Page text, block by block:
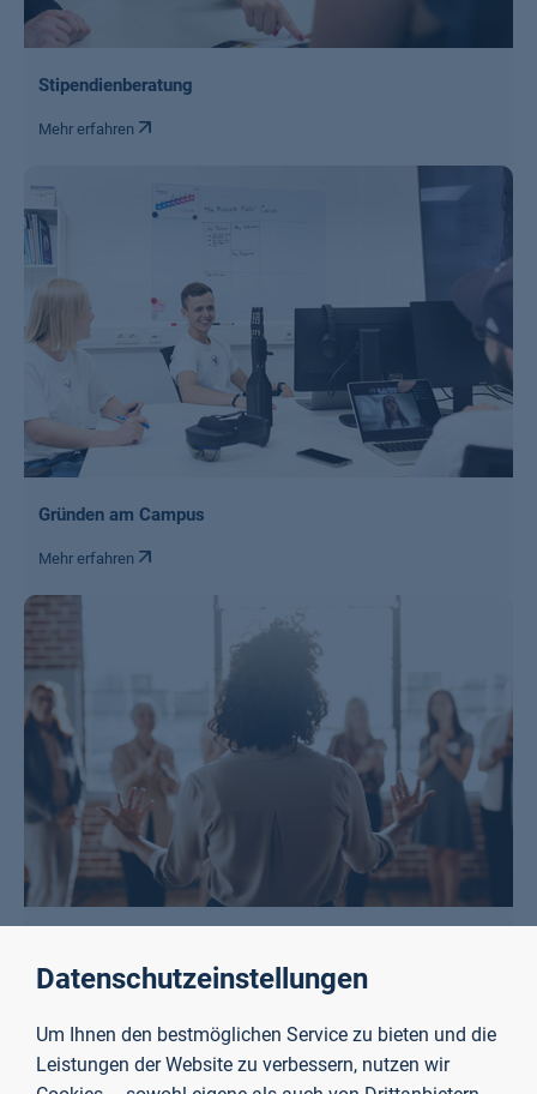
Stipendienberatung
Mehr erfahren
Gründen am Campus
Mehr erfahren
Mehr erfahren
Datenschutzeinstellungen
Um Ihnen den bestmöglichen Service zu bieten und die
Leistungen der Website zu verbessern, nutzen wir